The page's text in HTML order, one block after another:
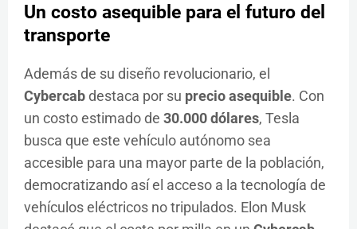
Un costo asequible para el futuro del
transporte
Además de su diseño revolucionario, el
Cybercabdestaca por su precio asequible. Con
un costo estimado de 30.000 dólares, Tesla
busca que este vehículo autónomo sea
accesible para una mayor parte de la población,
democratizando así el acceso a la tecnología de
vehículos eléctricos no tripulados. Elon Musk